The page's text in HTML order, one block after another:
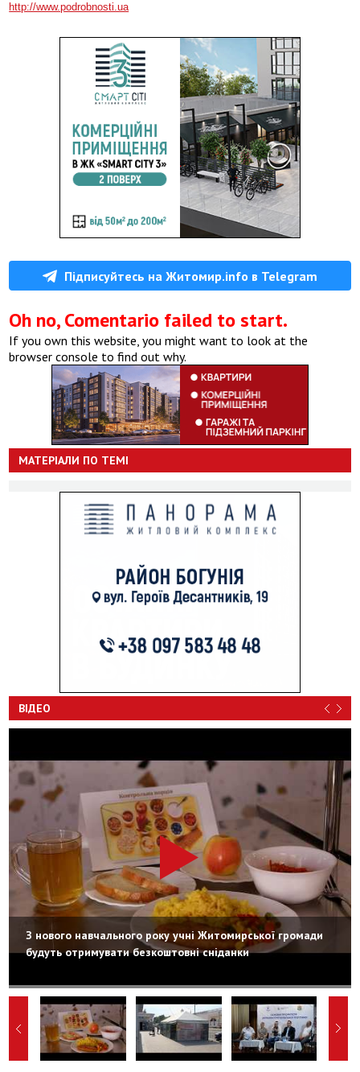
http://www.podrobnosti.ua
Підписуйтесь на Житомир.info в Telegram
Oh no, Comentario failed to start.
If you own this website, you might want to look at the
browser console to find out why.
МАТЕРІАЛИ ПО ТЕМІ
ВІДЕО
З нового навчального року учні Житомирської громади
будуть отримувати безкоштовні сніданки